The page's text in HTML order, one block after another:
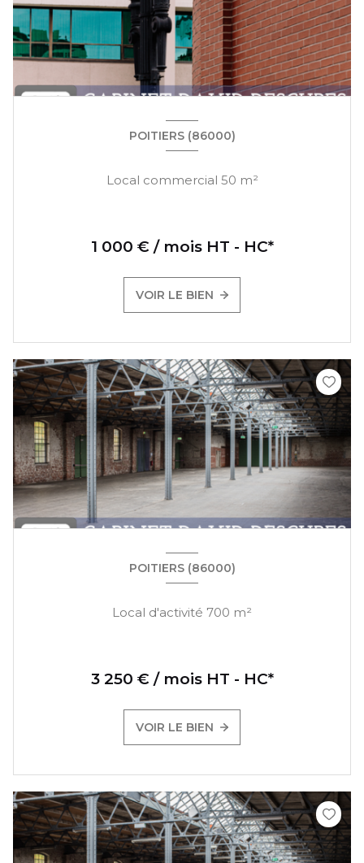
POITIERS (86000)
Local commercial 50 m²
1 000 € / mois HT - HC*
VOIR LE BIEN
POITIERS (86000)
Local d'activité 700 m²
3 250 € / mois HT - HC*
VOIR LE BIEN